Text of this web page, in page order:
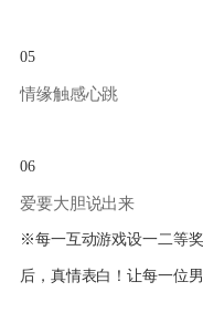
05
情缘触感心跳
06
爱要大胆说出来
※每一互动游戏设一二等
后，真情表白！让每一位